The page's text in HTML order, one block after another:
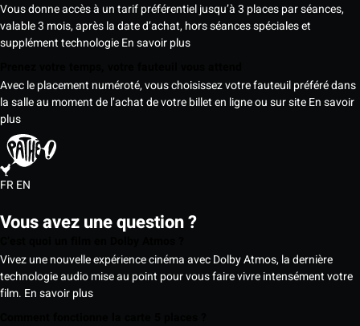
Vous donne accès à un tarif préférentiel jusqu’à 3 places par séances,
valable 3 mois, après la date d’achat, hors séances spéciales et
supplément technologieEn savoir plus
Avec le placement numéroté, vous choisissez votre fauteuil préféré dans
la salle au moment de l’achat de votre billet en ligne ou sur siteEn savoir
plus
FREN
Vous avez une question ?
Vivez une nouvelle expérience cinéma avec Dolby Atmos, la dernière
technologie audio mise au point pour vous faire vivre intensément votre
film. En savoir plus